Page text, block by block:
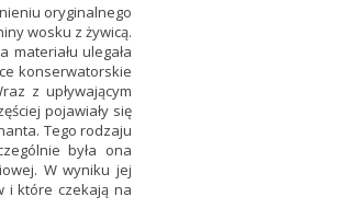
oryginalnego
wosku z żywicą.
materiału ulegała
konserwatorskie
z upływającym
pojawiały się
Tego rodzaju
była ona
W wyniku jej
i które czekają na